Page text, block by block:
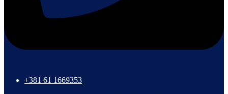
+381 61 1669353